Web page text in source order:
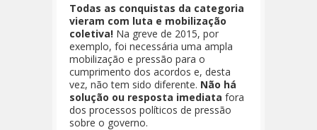
Todas as conquistas da categoria
vieram com luta e mobilização
coletiva! Na greve de 2015, por
exemplo, foi necessária uma ampla
mobilização e pressão para o
cumprimento dos acordos e, desta
vez, não tem sido diferente. Não há
solução ou resposta imediata fora
dos processos políticos de pressão
sobre o governo.